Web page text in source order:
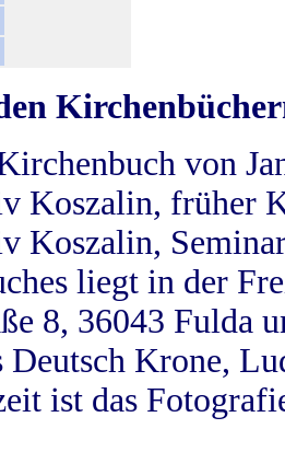
von
Koszalin, früher
Koszalin,
liegt in der
8, 36043 Fulda
Deutsch Krone,
ist das